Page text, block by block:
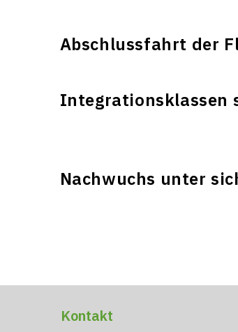
Abschlussfahrt der
Integrationsklassen
Nachwuchs unter
Kontakt